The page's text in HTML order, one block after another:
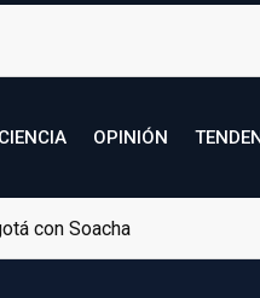
OPINIÓN
con Soacha